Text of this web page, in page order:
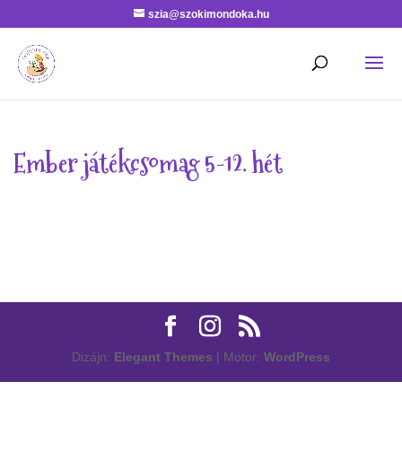
szia@szokimondoka.hu
Ember játékcsomag 5-12. hét
Dizájn: Elegant Themes | Motor: WordPress